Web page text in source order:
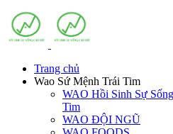
Trang chủ
Wao Sứ Mệnh Trái Tim
WAO Hồi Sinh Sự
Tim
WAO ĐỘI NGŨ